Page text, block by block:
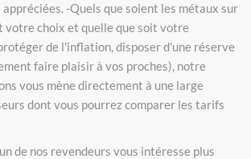
-Quels que soient les métaux sur
votre choix et quelle que soit votre
de l'inflation, disposer d'une réserve
faire plaisir à vos proches), notre
vous mène directement à une large
dont vous pourrez comparer les tarifs
de nos revendeurs vous intéresse plus